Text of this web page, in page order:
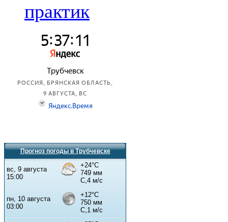
практик
Прогноз погоды в Трубчевске